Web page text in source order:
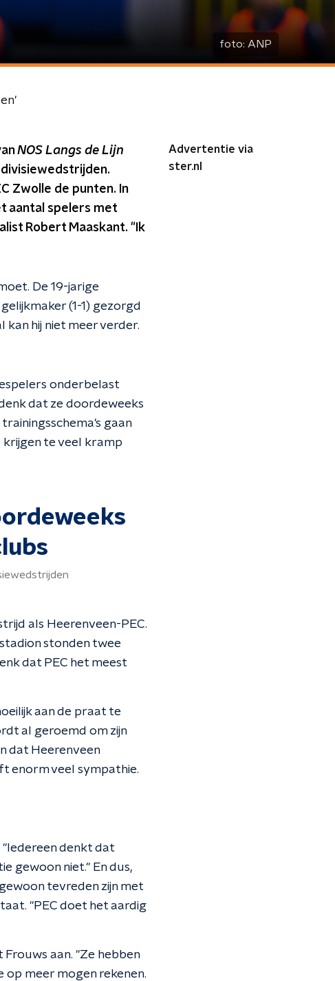
foto: ANP
NOS Langs de Lijn
Zwolle de punten. In
aantal spelers met
Robert Maaskant. "Ik
De 19-jarige
(1-1) gezorgd
kan hij niet meer verder.
onderbelast
dat ze doordeweeks
gaan
krijgen te veel kramp
als Heerenveen-PEC.
stonden twee
dat PEC het meest
aan de praat te
al geroemd om zijn
dat Heerenveen
enorm veel sympathie.
denkt dat
gewoon niet." En dus,
tevreden zijn met
"PEC doet het aardig
aan. "Ze hebben
op meer mogen rekenen.
Advertentie via
ster.nl